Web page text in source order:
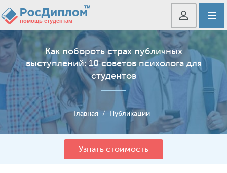
Как побороть страх публичных
выступлений: 10 советов психолога для
студентов
Главная / Публикации
Узнать стоимость